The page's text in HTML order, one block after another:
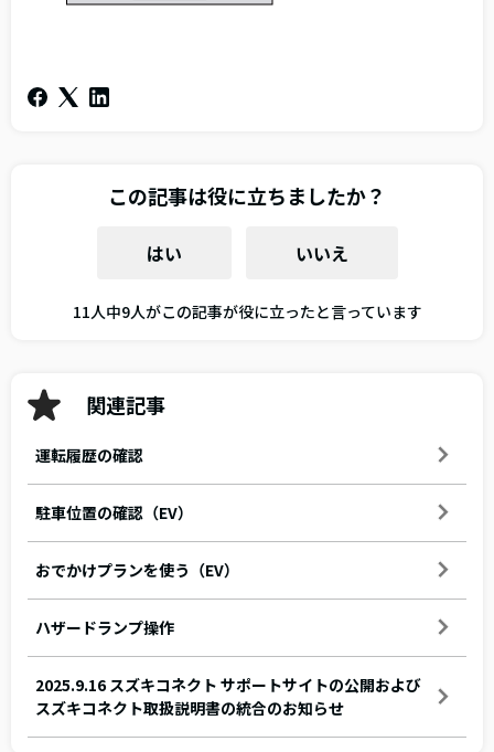
この記事は役に立ちましたか？
はい いいえ
11人中9人がこの記事が役に立ったと言っています
関連記事
運転履歴の確認
駐車位置の確認（EV）
おでかけプランを使う（EV）
ハザードランプ操作
2025.9.16 スズキコネクト サポートサイトの公開および
スズキコネクト取扱説明書の統合のお知らせ